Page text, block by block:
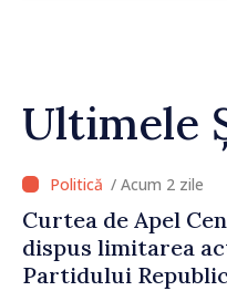
Ultimele
/ Acum 2 zile
Curtea de Apel
dispus limitarea
Partidului